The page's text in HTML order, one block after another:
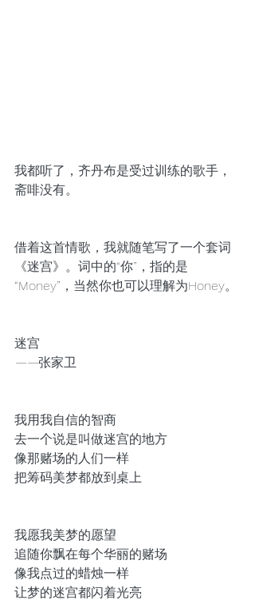
我都听了，齐丹布是受过训练的歌手，
斋啡没有。
借着这首情歌，我就随笔写了一个套词
《迷宫》。词中的“你”，指的是
“Money”，当然你也可以理解为Honey。
迷宫
——张家卫
我用我自信的智商
去一个说是叫做迷宫的地方
像那赌场的人们一样
把筹码美梦都放到桌上
我愿我美梦的愿望
追随你飘在每个华丽的赌场
像我点过的蜡烛一样
让梦的迷宫都闪着光亮